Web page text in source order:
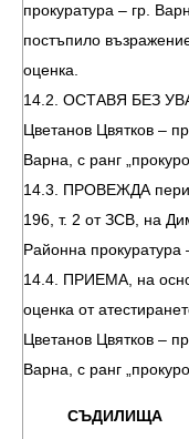
прокуратура – гр.
постъпило
оценка.
14.2. ОСТАВЯ БЕЗ
Цветанов Цвятков –
Варна, с ранг
14.3. ПРОВЕЖДА
196, т. 2 от ЗСВ, на
Районна прокуратура
14.4. ПРИЕМА, на
оценка от
Цветанов Цвятков –
Варна, с ранг
СЪДИЛИЩА